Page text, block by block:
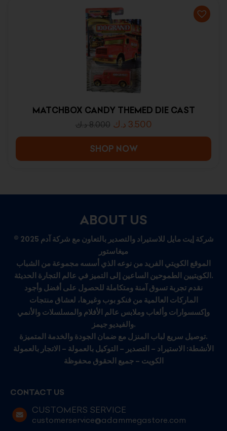
MATCHBOX CANDY THEMED DIE CAST
8.000 د.ك 3.500 د.ك
SHOP NOW
ABOUT US
© 2025 شركة إيت مايل للاستيراد والتصدير بالتعاون مع شركة آدم
ميغاستور
الموقع الكويتي الفريد من نوعه الذي أسسه مجموعة من الشباب
الكويتيين الطموحين الساعين إلى التميز في عالم التجارة الحديثة.
نقدم تجربة تسوق آمنة ومتكاملة للحصول على أفضل وأجود
الماركات العالمية من فنكو بوب وغيرها، لعشاق منتجات
وإكسسوارات وألعاب وملابس عالم الأفلام والمسلسلات والأنمي
والفيديو جيمز.
توصيل سريع لباب المنزل مع ضمان الجودة والخدمة المتميزة.
الأنشطة: الاستيراد – التصدير – التوكيل بالعمولة – الاتجار بالعمولة
الكويت – جميع الحقوق محفوظة
CONTACT US
CUSTOMERS SERVICE
customerservice@adammegastore.com